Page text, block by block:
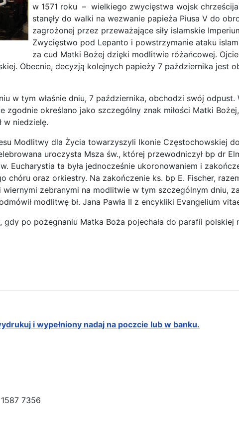
w 1571 roku – wielkiego zwycięstwa wojsk
stanęły do walki na wezwanie papieża Piusa V do
zagrożonej przez przeważające siły islamskie
Zwycięstwo pod Lepanto i powstrzymanie ataku
za cud Matki Bożej dzięki modlitwie różańcowej.
Obecnie, decyzją kolejnych papieży 7 października jest
w tym właśnie dniu, 7 października, obchodzi swój odpust.
zgodnie określano jako szczególny znak miłości Matki
w niedzielę.
Modlitwy dla Życia towarzyszyli Ikonie Częstochowskiej
uroczysta Msza św., której przewodniczył bp dr
Eucharystia ta była jednocześnie ukoronowaniem i
chóru oraz orkiestry. Na zakończenie ks. bp E. Fischer,
zebranymi na modlitwie w tym szczególnym dniu,
modlitwę bł. Jana Pawła II z encykliki Evangelium
po pożegnaniu Matka Boża pojechała do parafii polskiej
polskiej na Rennwegu
i wypełniony nadaj na poczcie lub w banku.
7356